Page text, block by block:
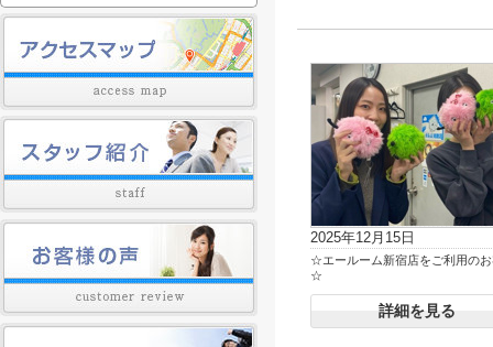
2025年12月15日
☆エールーム新宿店をご利用の
☆
詳細を見る